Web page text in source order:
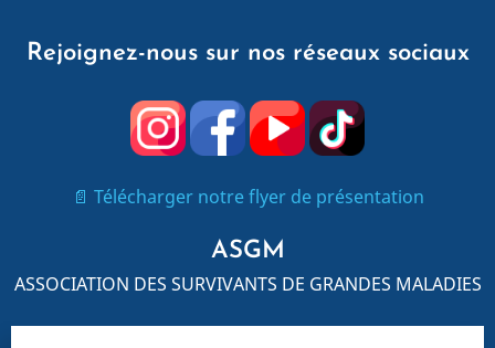
Rejoignez-nous sur nos réseaux sociaux
📄 Télécharger notre flyer de présentation
ASGM
ASSOCIATION DES SURVIVANTS DE GRANDES MALADIES